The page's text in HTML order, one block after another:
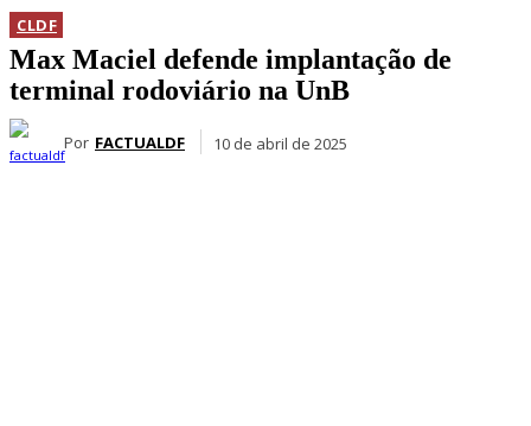
CLDF
Max Maciel defende implantação de
terminal rodoviário na UnB
Por FACTUALDF 10 de abril de 2025